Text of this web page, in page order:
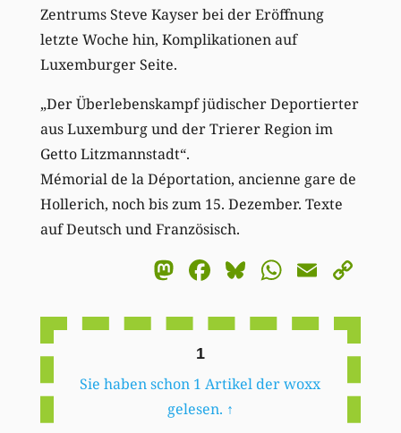
Zentrums Steve Kayser bei der Eröffnung
letzte Woche hin, Komplikationen auf
Luxemburger Seite.
„Der Überlebenskampf jüdischer Deportierter
aus Luxemburg und der Trierer Region im
Getto Litzmannstadt“.
Mémorial de la Déportation, ancienne gare de
Hollerich, noch bis zum 15. Dezember. Texte
auf Deutsch und Französisch.
Mastodon
Facebook
BlueskyEmail
1
Sie haben schon 1 Artikel der woxx
gelesen. ↑